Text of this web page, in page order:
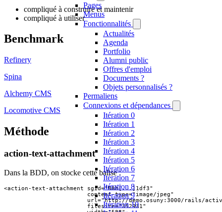
Pages
Menus
Fonctionnalités
Actualités
Agenda
Portfolio
Alumni public
Offres d'emploi
Documents ?
Objets personnalisés ?
Permaliens
Connexions et dépendances
Itération 0
Itération 1
Itération 2
Itération 3
Itération 4
Itération 5
Itération 6
Itération 7
Itération 8
Itération 9
Itération 10
compliqué à construire et maintenir
compliqué à utiliser
Benchmark
Refinery
Spina
Alchemy CMS
Locomotive CMS
Méthode
action-text-attachment
Dans la BDD, on stocke cette balise :
<action-text-attachment sgid="BAh[...]1df3"
                        content-type="image/jpeg"
url="http://demo.osuny:3000/rails/
                        filesize="352931"